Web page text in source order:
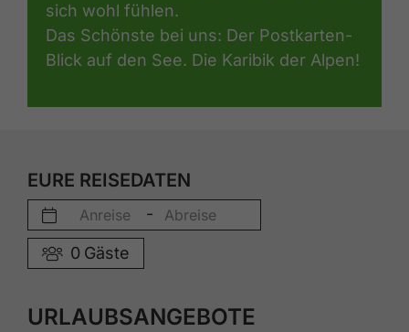
sich wohl fühlen.
Das Schönste bei uns: Der Postkarten-
Blick auf den See. Die Karibik der Alpen!
EURE REISEDATEN
-
0 Gäste
URLAUBSANGEBOTE